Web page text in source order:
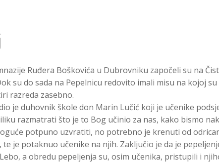
Ruđera Boškovića u Dubrovniku započeli su na
su do sada na Pepelnicu redovito imali misu na kojoj
razreda zasebno.
je duhovnik škole don Marin Lučić koji je učenike
razmatrati što je to Bog učinio za nas, kako bismo
potpuno uzvratiti, no potrebno je krenuti od
je potaknuo učenike na njih. Zaključio je da je
a obredu pepeljenja su, osim učenika, pristupili i